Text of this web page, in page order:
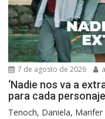
7 de agosto de 2026
‘Nadie nos va a
para cada personaje
Tenoch, Daniela,